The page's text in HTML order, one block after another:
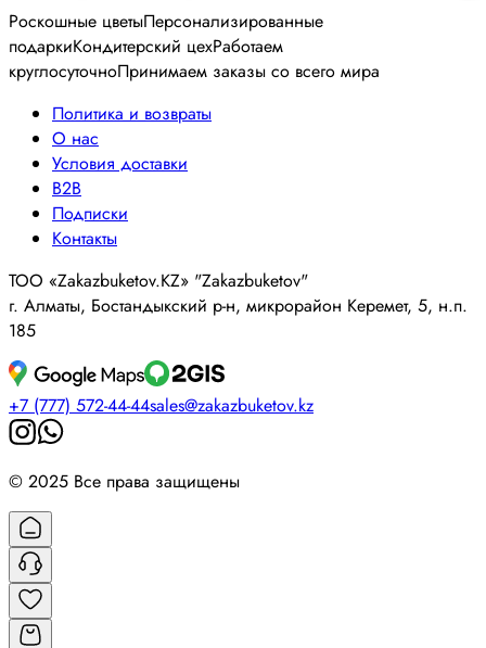
Роскошные цветыПерсонализированные
подаркиКондитерский цехРаботаем
круглосуточноПринимаем заказы со всего мира
Политика и возвраты
О нас
Условия доставки
B2B
Подписки
Контакты
ТОО «Zakazbuketov.KZ» "Zakazbuketov"
г. Алматы, Бостандыкский р-н, микрорайон Керемет, 5, н.п.
185
+7 (777) 572-44-44sales@zakazbuketov.kz
© 2025 Все права защищены